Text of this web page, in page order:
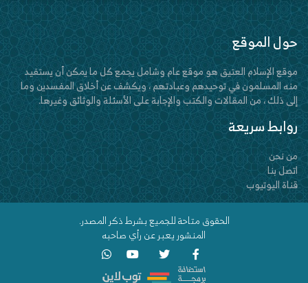
حول الموقع
موقع الإسلام العتيق هو موقع عام وشامل يجمع كل ما يمكن أن يستفيد
منه المسلمون في توحيدهم وعبادتهم ، ويكشف عن أخلاق المفسدين وما
إلى ذلك ، من المقالات والكتب والإجابة على الأسئلة والوثائق وغيرها.
روابط سريعة
من نحن
اتصل بنا
قناة اليوتيوب
الحقوق متاحة للجميع بشرط ذكر المصدر.
المنشور يعبر عن رأي صاحبه